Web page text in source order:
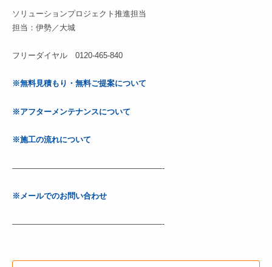
ソリューションプロジェクト推進担当
担当：伊勢／大城
フリーダイヤル 0120-465-840
※無料見積もり・無料ご提案について
※アフターメンテナンスについて
※施工の流れについて
———————————————————-
※メールでのお問い合わせ
———————————————————-